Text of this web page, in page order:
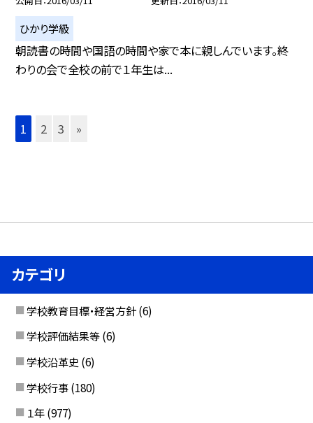
ひかり学級
朝読書の時間や国語の時間や家で本に親しんでいます。終
わりの会で全校の前で１年生は...
1 2 3 »
カテゴリ
学校教育目標・経営方針 (6)
学校評価結果等 (6)
学校沿革史 (6)
学校行事 (180)
１年 (977)